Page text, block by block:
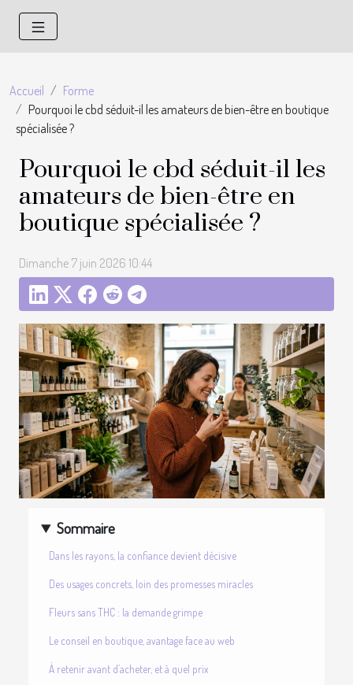
Accueil
Forme
Pourquoi le cbd séduit-il les amateurs de bien-être en boutique
spécialisée ?
Pourquoi le cbd séduit-il les
amateurs de bien-être en
boutique spécialisée ?
Dimanche 7 juin 2026 10:44
Sommaire
Dans les rayons, la confiance devient décisive
Des usages concrets, loin des promesses miracles
Fleurs sans THC : la demande grimpe
Le conseil en boutique, avantage face au web
À retenir avant d’acheter, et à quel prix